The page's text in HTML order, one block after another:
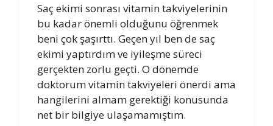
Saç ekimi sonrası vitamin takviyelerinin
bu kadar önemli olduğunu öğrenmek
beni çok şaşırttı. Geçen yıl ben de saç
ekimi yaptırdım ve iyileşme süreci
gerçekten zorlu geçti. O dönemde
doktorum vitamin takviyeleri önerdi ama
hangilerini almam gerektiği konusunda
net bir bilgiye ulaşamamıştım.